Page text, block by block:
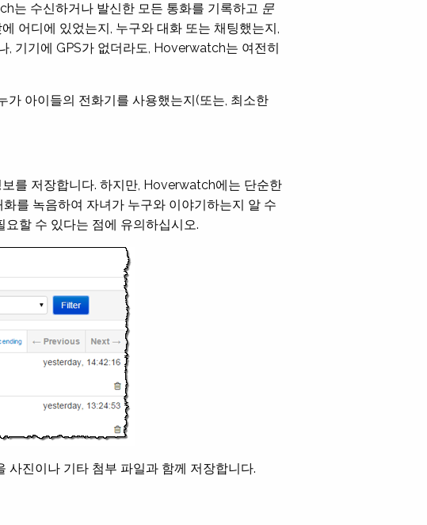
는 수신하거나 발신한 모든 통화를 기록하고 문
어디에 있었는지, 누구와 대화 또는 채팅했는지,
, 기기에 GPS가 없더라도, Hoverwatch는 여전히
아이들의 전화기를 사용했는지(또는, 최소한
를 저장합니다. 하지만, Hoverwatch에는 단순한
를 녹음하여 자녀가 누구와 이야기하는지 알 수
할 수 있다는 점에 유의하십시오.
진이나 기타 첨부 파일과 함께 저장합니다.